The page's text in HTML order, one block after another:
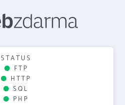
STATUS
FTP
HTTP
SQL
PHP